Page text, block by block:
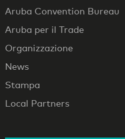
Aruba Convention Bureau
Aruba per il Trade
Organizzazione
News
Stampa
Local Partners